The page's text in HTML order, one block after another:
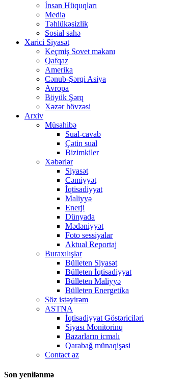
İnsan Hüquqları
Media
Təhlükəsizlik
Sosial sahə
Xarici Siyasət
Keçmiş Sovet məkanı
Qafqaz
Amerika
Cənub-Şərqi Asiya
Avropa
Böyük Şərq
Xəzər hövzəsi
Arxiv
Müsahibə
Sual-cavab
Çətin sual
Bizimkiler
Xəbərlər
Siyasət
Cəmiyyət
İqtisadiyyat
Maliyyə
Enerji
Dünyada
Mədəniyyət
Foto sessiyalar
Aktual Reportaj
Buraxılışlar
Bülleten Siyasət
Bülleten İqtisadiyyat
Bülleten Maliyyə
Bülleten Energetika
Söz istəyirəm
ASTNA
İqtisadiyyat Göstəriciləri
Siyası Monitorinq
Bazarların icmalı
Qarabağ münaqişəsi
Contact az
Son yenilənmə